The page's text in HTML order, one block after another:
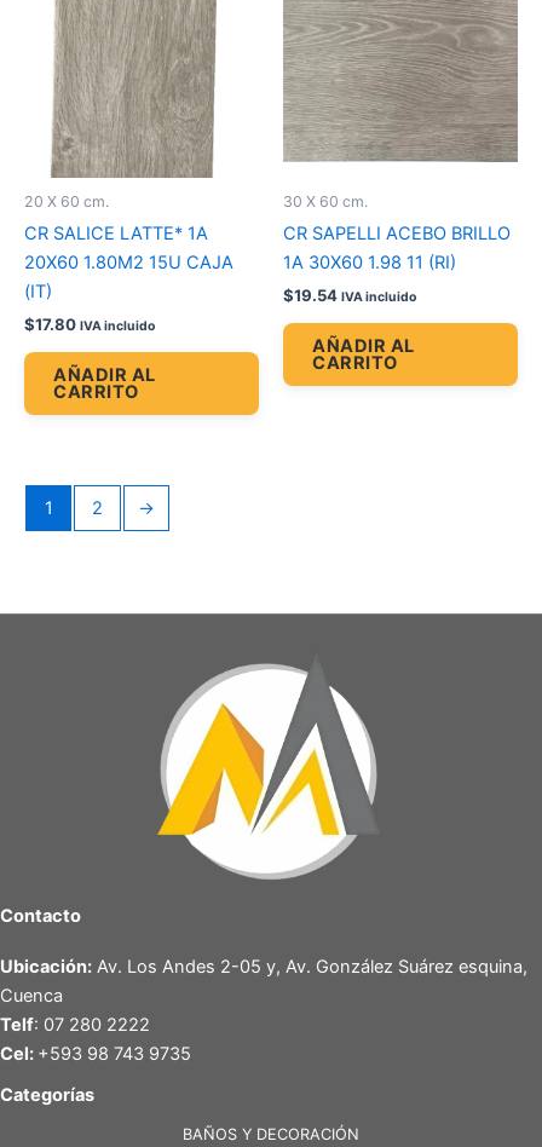
20 X 60 cm.
CR SALICE LATTE* 1A
20X60 1.80M2 15U CAJA
(IT)
$17.80 IVA incluido
AÑADIR AL
CARRITO
30 X 60 cm.
CR SAPELLI ACEBO BRILLO
1A 30X60 1.98 11 (RI)
$19.54 IVA incluido
AÑADIR AL
CARRITO
1 2 →
Contacto
Ubicación: Av. Los Andes 2-05 y, Av. González Suárez esquina,
Cuenca
Telf: 07 280 2222
Cel: +593 98 743 9735
Categorías
BAÑOS Y DECORACIÓN